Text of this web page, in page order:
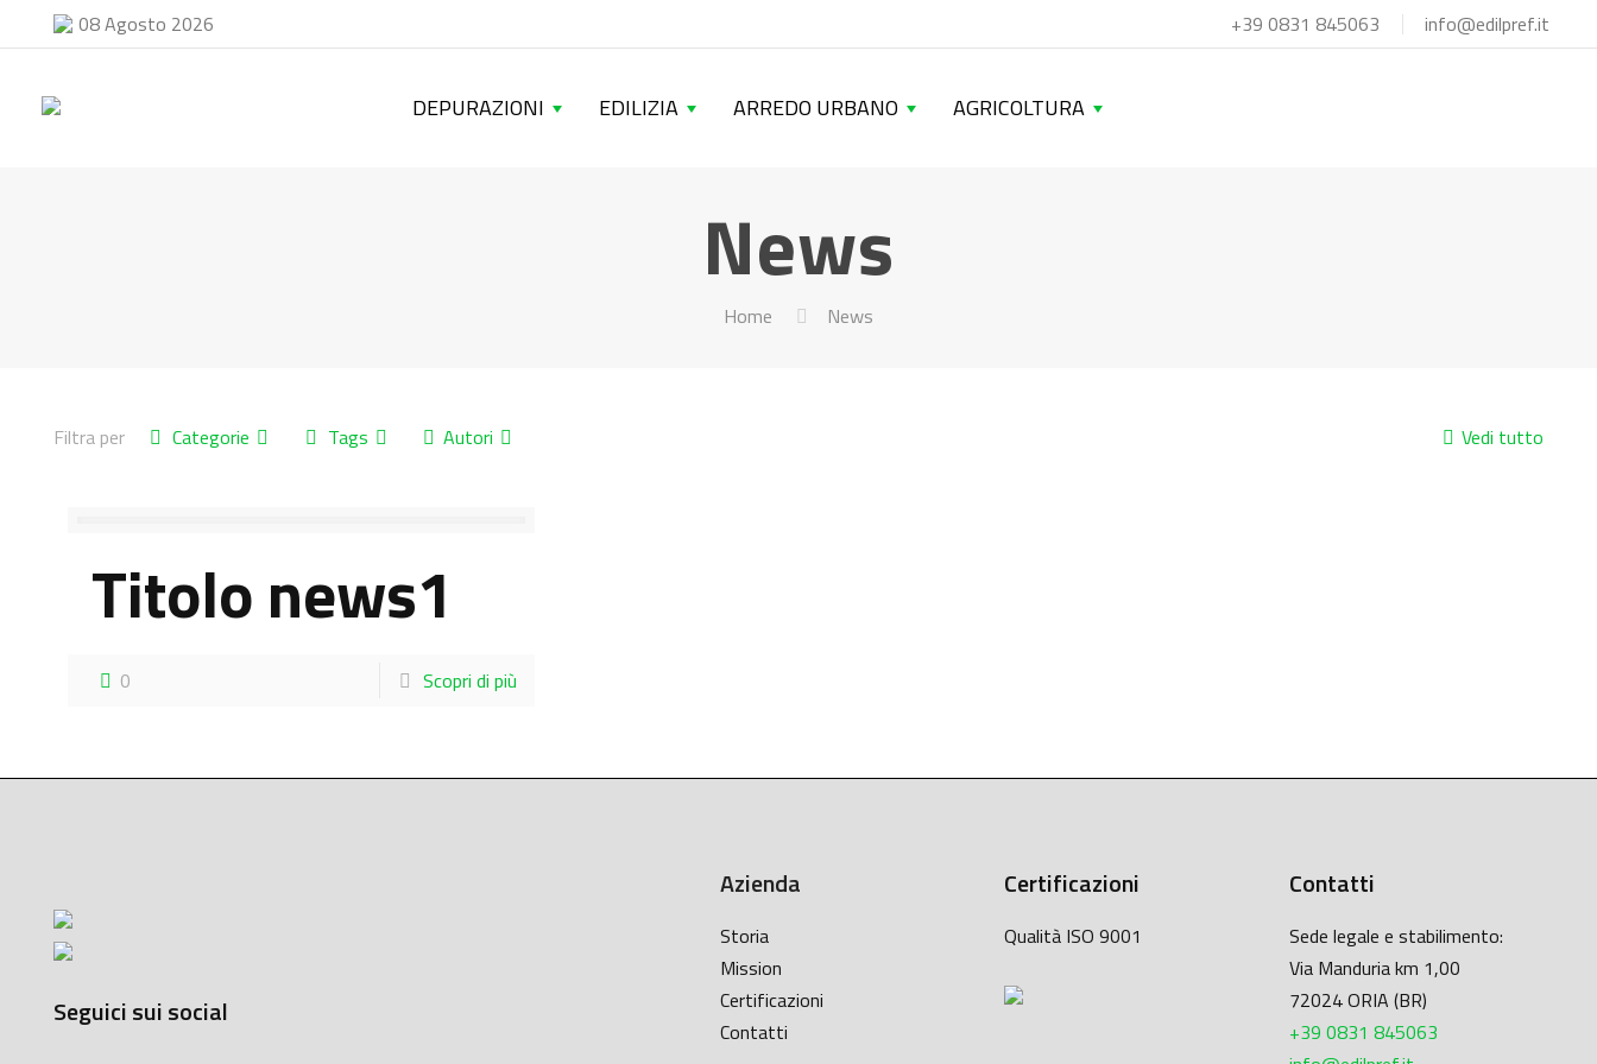
08 Agosto 2026 +39 0831 845063 info@edilpref.it
DEPURAZIONI EDILIZIA ARREDO URBANO AGRICOLTURA
News
Home News
Filtra per Categorie Tags Autori Vedi tutto
Titolo news1
0 Scopri di più
Seguici sui social
Azienda
Storia
Mission
Certificazioni
Contatti
Certificazioni
Qualità ISO 9001
Contatti
Sede legale e stabilimento:
Via Manduria km 1,00
72024 ORIA (BR)
+39 0831 845063